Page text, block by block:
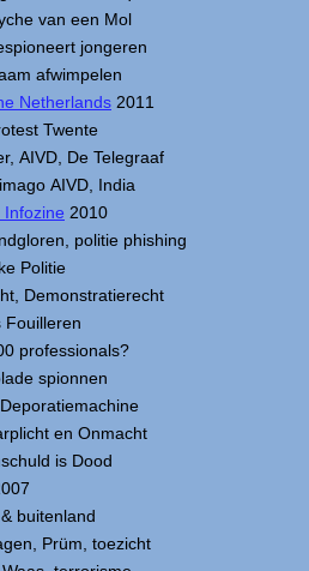
van een Mol
jongeren
afwimpelen
Netherlands 2011
Twente
AIVD, De Telegraaf
AIVD, India
Infozine 2010
politie phishing
Politie
Demonstratierecht
Fouilleren
professionals?
spionnen
en Onmacht
is Dood
buitenland
Prüm, toezicht